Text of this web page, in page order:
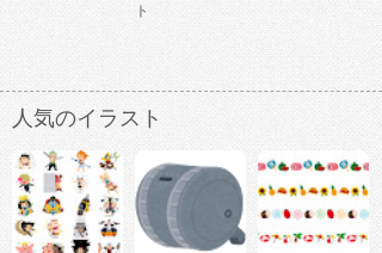
ト
人気のイラスト